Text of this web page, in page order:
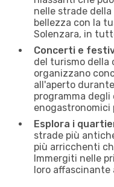
nelle strade
bellezza con la
Solenzara, in
Concerti e
del turismo
organizzano
all'aperto
programma
enogastronomici
Esplora i
strade più
più arricchenti
Immergiti nelle
loro